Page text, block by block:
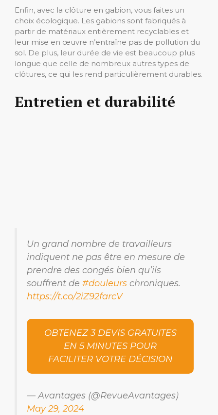
Enfin, avec la clôture en gabion, vous faites un
choix écologique. Les gabions sont fabriqués à
partir de matériaux entièrement recyclables et
leur mise en œuvre n’entraîne pas de pollution du
sol. De plus, leur durée de vie est beaucoup plus
longue que celle de nombreux autres types de
clôtures, ce qui les rend particulièrement durables.
Entretien et durabilité
Un grand nombre de travailleurs
indiquent ne pas être en mesure de
prendre des congés bien qu’ils
souffrent de #douleurs chroniques.
https://t.co/2iZ92farcV
OBTENEZ 3 DEVIS GRATUITES
EN 5 MINUTES POUR
FACILITER VOTRE DÉCISION
— Avantages (@RevueAvantages)
May 29, 2024